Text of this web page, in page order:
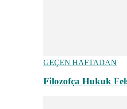
GEÇEN HAFTADAN
Filozofça Hukuk